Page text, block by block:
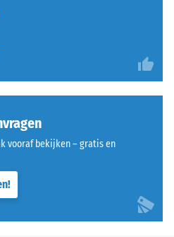
vooraf bekijken – gratis en